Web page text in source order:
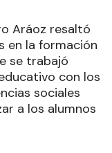
Aráoz resaltó
en la formación
se trabajó
con los
sociales
a los alumnos